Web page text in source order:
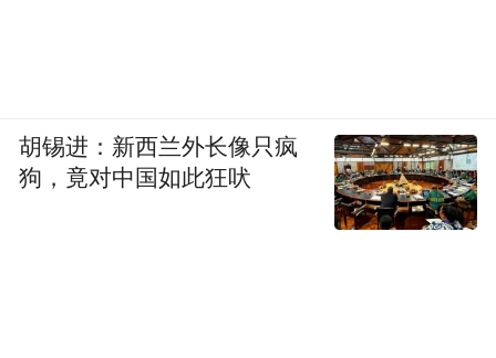
胡锡进：新西兰外长像只疯
狗，竟对中国如此狂吠